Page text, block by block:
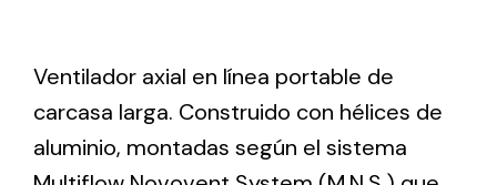
Ventilador axial en línea portable de
carcasa larga. Construido con hélices de
aluminio, montadas según el sistema